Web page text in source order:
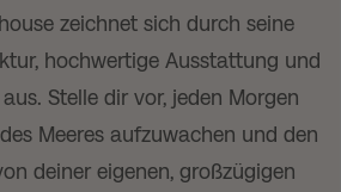
zeichnet sich durch seine
hochwertige Ausstattung und
Stelle dir vor, jeden Morgen
Meeres aufzuwachen und den
deiner eigenen, großzügigen